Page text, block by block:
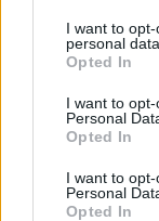
I want to
personal data.
Opted In
I want to
Personal
Opted In
I want to
Personal
Opted In
Žinios | Orai
V. Zalužno
Ukrainos
Laidos | Nauja